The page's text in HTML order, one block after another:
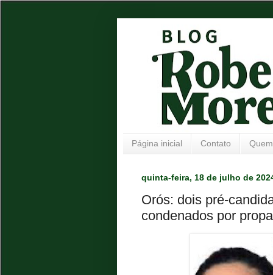
Página inicial Contato
quinta-feira, 18 de julho de
Orós: dois pré-
condenados por